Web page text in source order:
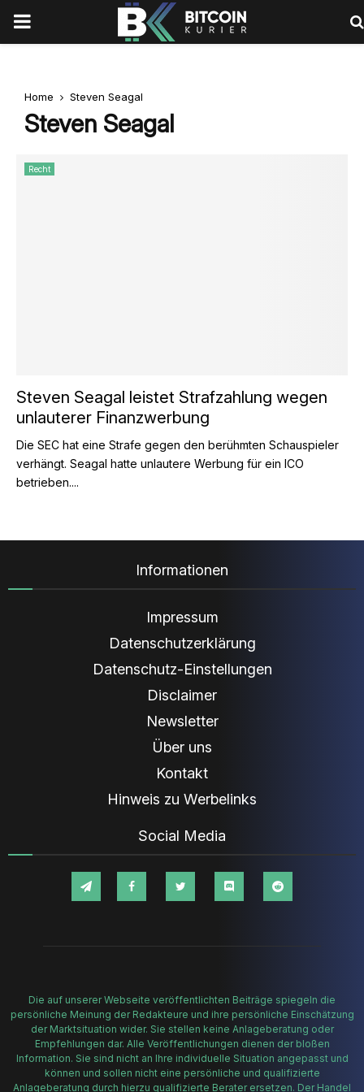
PRIMARY
Home Steven Seagal
Steven Seagal
Recht
Steven Seagal leistet Strafzahlung wegen
unlauterer Finanzwerbung
Die SEC hat eine Strafe gegen den berühmten Schauspieler
verhängt. Seagal hatte unlautere Werbung für ein ICO
betrieben....
Informationen
Impressum
Datenschutzerklärung
Datenschutz-Einstellungen
Disclaimer
Newsletter
Über uns
Kontakt
Hinweis zu Werbelinks
Social Media
Die auf unserer Webseite veröffentlichten Beiträge spiegeln die
persönliche Meinung der Redakteure und ihre persönliche Einschätzung
der Marktsituation wider. Sie stellen keine Anlageberatung oder
Empfehlungen dar. Alle Veröffentlichungen dienen der bloßen
Information. Sie sind nicht an Ihre individuelle Situation angepasst und
können und sollen nicht eine persönliche und qualifizierte
Anlageberatung durch hierzu qualifizierte Berater ersetzen. Der Handel